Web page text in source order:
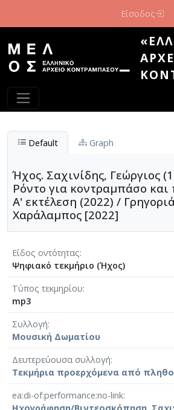
Είσοδος
Default Graph
Ήχος. Σαχινίδης, Γεώργιος
Ρόντο για κοντραμπάσο και
Α' εκτέλεση (2022) /
Χαράλαμπος [2022]
Είδος οντότητας
Ψηφιακό τεκμήριο (Ήχος)
Τύπος τεκμηρίου
mp3
Συλλογή
Μουσική Δωματίου
Δευτερεύουσα συλλογή
Τεκμήρια προερχόμενα από
ea:di-of:performance:no-link
Ηχογράφηση/Βιντεοσκόπηση.